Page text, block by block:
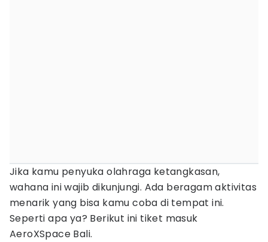
Jika kamu penyuka olahraga ketangkasan,
wahana ini wajib dikunjungi. Ada beragam aktivitas
menarik yang bisa kamu coba di tempat ini.
Seperti apa ya? Berikut ini tiket masuk
AeroXSpace Bali.